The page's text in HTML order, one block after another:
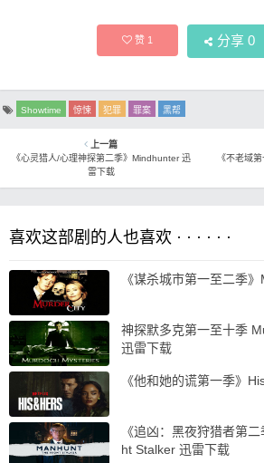
赞1 分享 0
Showtime 惊悚 犯罪 罪案 黑帮
上一篇
《心灵猎人/心理神探第二季》Mindhunter 迅
雷下载
《不老域
喜欢这部剧的人也喜欢 · · · · · ·
《谋杀城市第一至二季
神探默多克第一至十季
迅雷下载
《他和她的谎第一季》
《追凶：黑夜狩猎者第
ht Stalker 迅雷下载